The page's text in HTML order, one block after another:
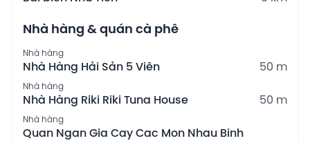
Nhà hàng & quán cà phê
Nhà hàng
Nhà Hàng Hải Sản 5 Viên 50 m
Nhà hàng
Nhà Hàng Riki Riki Tuna House 50 m
Nhà hàng
Quan Ngan Gia Cay Cac Mon Nhau Binh